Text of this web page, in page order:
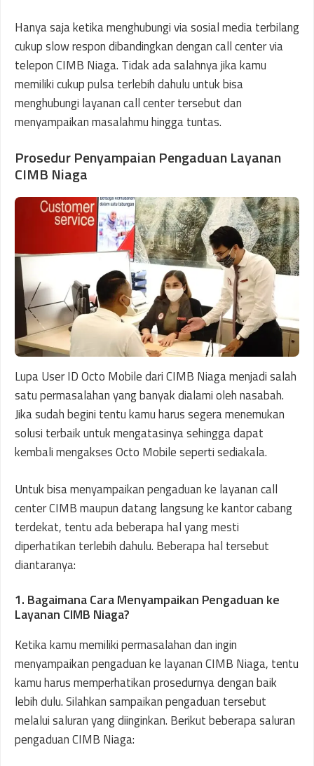
Hanya saja ketika menghubungi via sosial media terbilang
cukup slow respon dibandingkan dengan call center via
telepon CIMB Niaga. Tidak ada salahnya jika kamu
memiliki cukup pulsa terlebih dahulu untuk bisa
menghubungi layanan call center tersebut dan
menyampaikan masalahmu hingga tuntas.
Prosedur Penyampaian Pengaduan Layanan
CIMB Niaga
Lupa User ID Octo Mobile dari CIMB Niaga menjadi salah
satu permasalahan yang banyak dialami oleh nasabah.
Jika sudah begini tentu kamu harus segera menemukan
solusi terbaik untuk mengatasinya sehingga dapat
kembali mengakses Octo Mobile seperti sediakala.
Untuk bisa menyampaikan pengaduan ke layanan call
center CIMB maupun datang langsung ke kantor cabang
terdekat, tentu ada beberapa hal yang mesti
diperhatikan terlebih dahulu. Beberapa hal tersebut
diantaranya:
1. Bagaimana Cara Menyampaikan Pengaduan ke
Layanan CIMB Niaga?
Ketika kamu memiliki permasalahan dan ingin
menyampaikan pengaduan ke layanan CIMB Niaga, tentu
kamu harus memperhatikan prosedurnya dengan baik
lebih dulu. Silahkan sampaikan pengaduan tersebut
melalui saluran yang diinginkan. Berikut beberapa saluran
pengaduan CIMB Niaga: